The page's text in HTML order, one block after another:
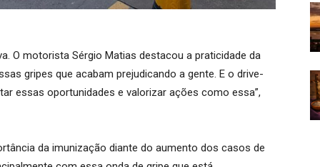
O motorista Sérgio Matias destacou a praticidade da
gripes que acabam prejudicando a gente. E o drive-
essas oportunidades e valorizar ações como essa”,
da imunização diante do aumento dos casos de